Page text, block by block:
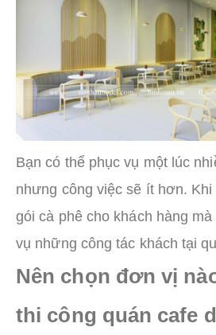
Bạn có thể phục vụ một lúc
nhưng công việc sẽ ít hơn. Khi
gói cà phê cho khách hàng
vụ những công tác khách tại
Nên chọn đơn vị
thi công quán cafe